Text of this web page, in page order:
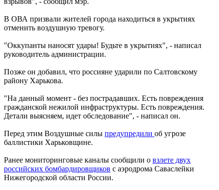
В ОВА призвали жителей города находиться в укрытиях
отменить воздушную тревогу.
"Оккупанты наносят удары! Будьте в укрытиях", - написал
руководитель администрации.
Позже он добавил, что россияне ударили по Салтовскому
району Харькова.
"На данный момент - без пострадавших. Есть повреждения
гражданской нежилой инфраструктуры. Есть повреждения.
Детали выясняем, идет обследование", - написал он.
Перед этим Воздушные силы предупредили об угрозе
баллистики Харьковщине.
Ранее мониторинговые каналы сообщили о взлете двух
российских бомбардировщиков с аэродрома Саваслейки
Нижегородской области России.